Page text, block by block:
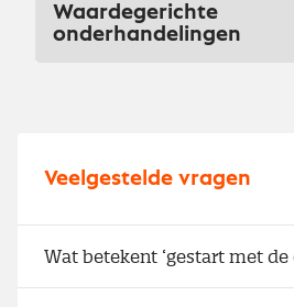
Waardegerichte
onderhandelingen
Veelgestelde vragen
Wat betekent ‘gestart met de